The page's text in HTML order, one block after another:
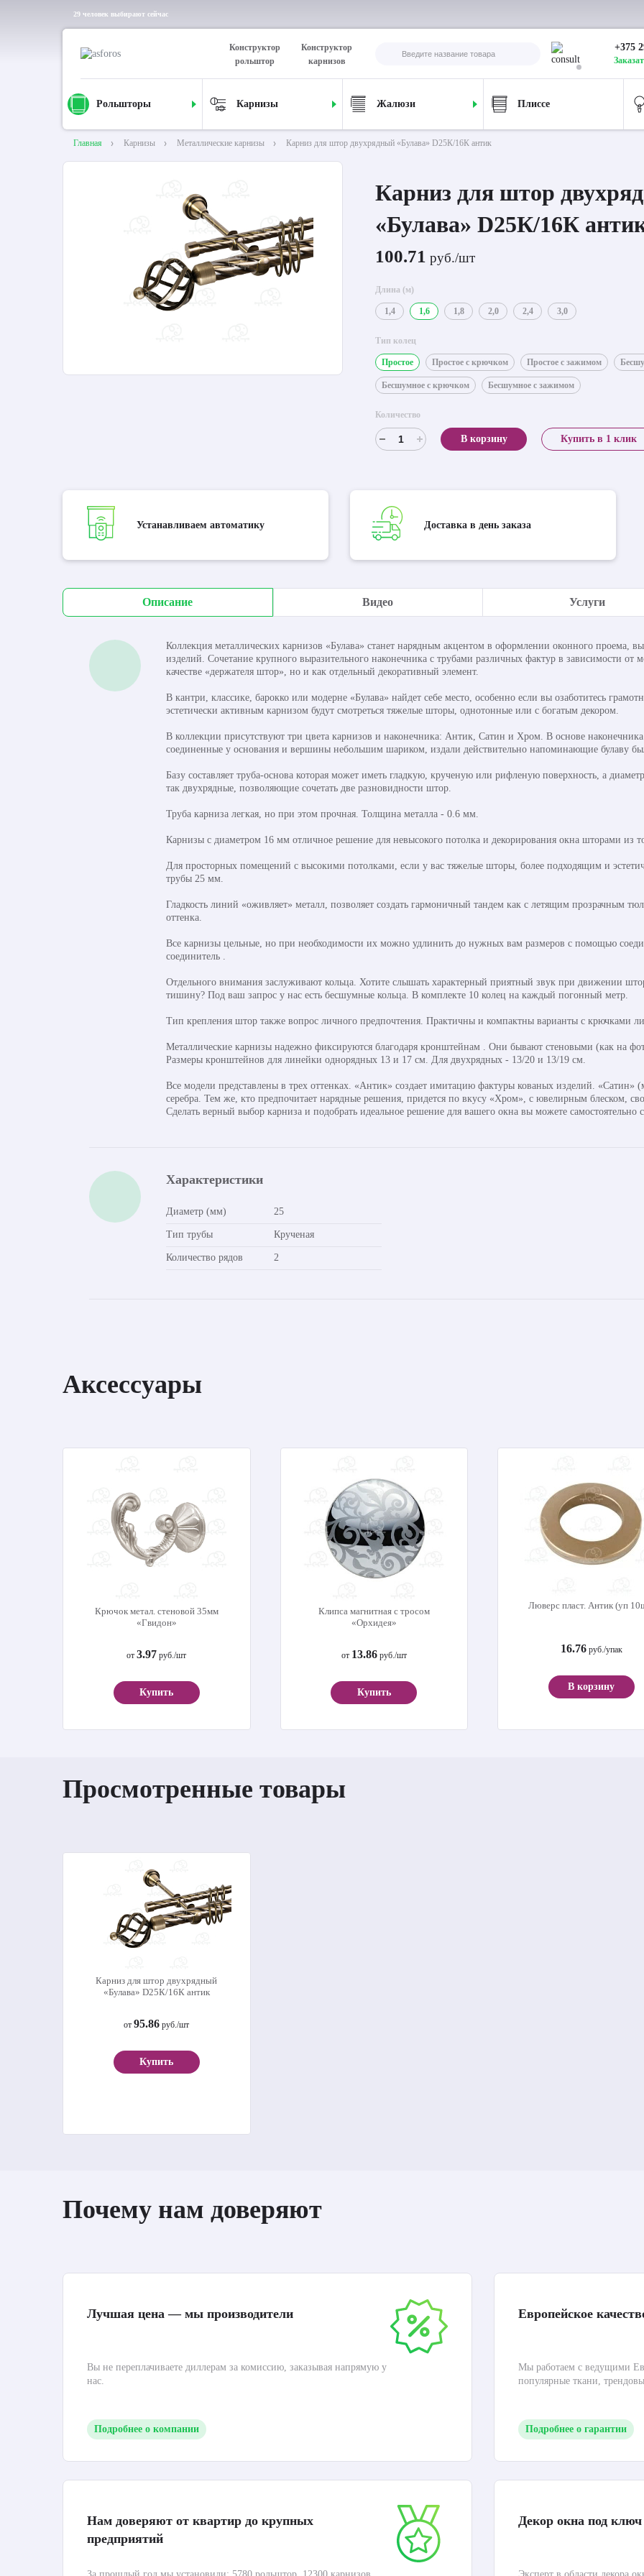
29 человек выбирают сейчас
Конструктор
рольштор
Конструктор
карнизов
+375
Рольшторы Карнизы Жалюзи Плиссе
Главная Карнизы Металлические карнизы Карниз для штор двухрядный «Булава» D25К/16К антик
Карниз для штор
«Булава» D25К/16К
100.71 руб./шт
Длина (м)
1,4 1,6 1,8 2,0 2,4 3,0
Тип колец
Простое Простое с крючком Простое с зажимом
Бесшумное с крючком Бесшумное с зажимом
Количество
В корзину Купить в 1 клик
Устанавливаем автоматику Доставка в день заказа
Описание Видео Услуги
Коллекция металлических карнизов «Булава» станет нарядным акцентом в оформлении оконного проема,
изделий. Сочетание крупного выразительного наконечника с трубами различных фактур в зависимости от
качестве «держателя штор», но и как отдельный декоративный элемент.
В кантри, классике, барокко или модерне «Булава» найдет себе место, особенно если вы озаботитесь
эстетически активным карнизом будут смотреться тяжелые шторы, однотонные или с богатым декором.
В коллекции присутствуют три цвета карнизов и наконечника: Антик, Сатин и Хром. В основе
соединенные у основания и вершины небольшим шариком, издали действительно напоминающие булаву
Базу составляет труба-основа которая может иметь гладкую, крученую или рифленую поверхность, а
так двухрядные, позволяющие сочетать две разновидности штор.
Труба карниза легкая, но при этом прочная. Толщина металла - 0.6 мм.
Карнизы с диаметром 16 мм отличное решение для невысокого потолка и декорирования окна шторами из
Для просторных помещений с высокими потолками, если у вас тяжелые шторы, более подходящим и
трубы 25 мм.
Гладкость линий «оживляет» металл, позволяет создать гармоничный тандем как с летящим прозрачным
оттенка.
Все карнизы цельные, но при необходимости их можно удлинить до нужных вам размеров с помощью
соединитель .
Отдельного внимания заслуживают кольца. Хотите слышать характерный приятный звук при движении
тишину? Под ваш запрос у нас есть бесшумные кольца. В комплекте 10 колец на каждый погонный метр.
Тип крепления штор также вопрос личного предпочтения. Практичны и компактны варианты с крючками
Металлические карнизы надежно фиксируются благодаря кронштейнам . Они бывают стеновыми (как на
Размеры кронштейнов для линейки однорядных 13 и 17 см. Для двухрядных - 13/20 и 13/19 см.
Все модели представлены в трех оттенках. «Антик» создает имитацию фактуры кованых изделий. «Сатин»
серебра. Тем же, кто предпочитает нарядные решения, придется по вкусу «Хром», с ювелирным блеском,
Сделать верный выбор карниза и подобрать идеальное решение для вашего окна вы можете самостоятельно
Характеристики
Диаметр (мм) 25
Тип трубы Крученая
Количество рядов 2
Аксессуары
Крючок метал. стеновой 35мм
«Гвидон»
от3.97 руб./шт
Купить
Клипса магнитная с тросом
«Орхидея»
от 13.86руб./шт
Купить
Люверс пласт. Антик (уп
16.76руб./упак
В корзину
Просмотренные товары
Карниз для штор двухрядный
«Булава» D25К/16К антик
от95.86 руб./шт
Купить
Почему нам доверяют
Лучшая цена — мы производители
Вы не переплачиваете диллерам за комиссию, заказывая напрямую у
нас.
Подробнее о компании
Нам доверяют от квартир до крупных
предприятий
Европейское
Мы работаем с ведущими
популярные ткани,
Подробнее о гарантии
Декор окна под ключ